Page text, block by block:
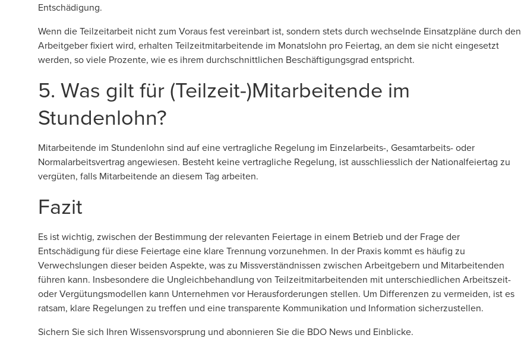
Entschädigung.
Wenn die Teilzeitarbeit nicht zum Voraus fest vereinbart ist, sondern stets durch wechselnde Einsatzpläne durch den
Arbeitgeber ﬁxiert wird, erhalten Teilzeitmitarbeitende im Monatslohn pro Feiertag, an dem sie nicht eingesetzt
werden, so viele Prozente, wie es ihrem durchschnittlichen Beschäftigungsgrad entspricht.
5. Was gilt für (Teilzeit-)Mitarbeitende im
Stundenlohn?
Mitarbeitende im Stundenlohn sind auf eine vertragliche Regelung im Einzelarbeits-, Gesamtarbeits- oder
Normalarbeitsvertrag angewiesen. Besteht keine vertragliche Regelung, ist ausschliesslich der Nationalfeiertag zu
vergüten, falls Mitarbeitende an diesem Tag arbeiten.
Fazit
Es ist wichtig, zwischen der Bestimmung der relevanten Feiertage in einem Betrieb und der Frage der
Entschädigung für diese Feiertage eine klare Trennung vorzunehmen. In der Praxis kommt es häufig zu
Verwechslungen dieser beiden Aspekte, was zu Missverständnissen zwischen Arbeitgebern und Mitarbeitenden
führen kann. Insbesondere die Ungleichbehandlung von Teilzeitmitarbeitenden mit unterschiedlichen Arbeitszeit-
oder Vergütungsmodellen kann Unternehmen vor Herausforderungen stellen. Um Differenzen zu vermeiden, ist es
ratsam, klare Regelungen zu treffen und eine transparente Kommunikation und Information sicherzustellen.
Sichern Sie sich Ihren Wissensvorsprung und abonnieren Sie die BDO News und Einblicke.